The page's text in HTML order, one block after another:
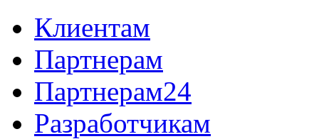
Клиентам
Партнерам
Партнерам24
Разработчикам